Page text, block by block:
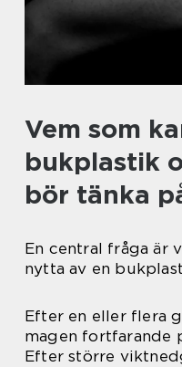
Vem som
bukplastik
bör tänka
En central fråga är
nytta av en
Efter en eller flera
magen fortfarande
Efter större